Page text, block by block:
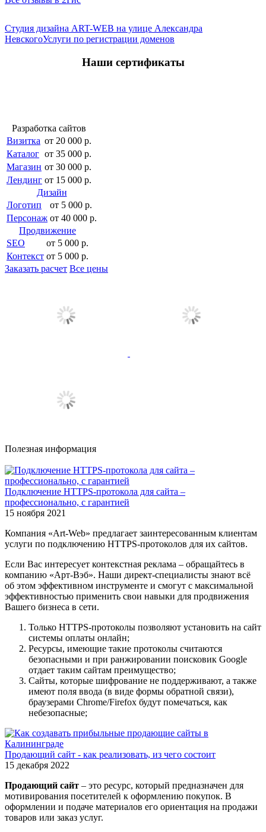
Студия дизайна ART-WEB на улице Александра
НевскогоУслуги по регистрации доменов
Наши сертификаты
Разработка сайтов
Визитка от 20 000 р.
Каталог от 35 000 р.
Магазин от 30 000 р.
Лендинг от 15 000 р.
Дизайн
Логотип
от 5 000 р.
Персонаж от 40 000 р.
Продвижение
SEO
от 5 000 р.
Контекст от 5 000 р.
Заказать расчет Все цены
Полезная информация
Подключение HTTPS-протокола для сайта –
профессионально, с гарантией
15 ноября 2021
Компания «Art-Web» предлагает заинтересованным клиентам
услуги по подключению HTTPS-протоколов для их сайтов.
Если Вас интересует контекстная реклама – обращайтесь в
компанию «Арт-Вэб». Наши директ-специалисты знают всё
об этом эффективном инструменте и смогут с максимальной
эффективностью применить свои навыки для продвижения
Вашего бизнеса в сети.
Только HTTPS-протоколы позволяют установить на сайт
системы оплаты онлайн;
Ресурсы, имеющие такие протоколы считаются
безопасными и при ранжировании поисковик Google
отдает таким сайтам преимущество;
Сайты, которые шифрование не поддерживают, а также
имеют поля ввода (в виде формы обратной связи),
браузерами Chrome/Firefox будут помечаться, как
небезопасные;
Продающий сайт - как реализовать, из чего состоит
15 декабря 2022
Продающий сайт – это ресурс, который предназначен для
мотивирования посетителей к оформлению покупок. В
оформлении и подаче материалов его ориентация на продажи
товаров или заказ услуг.